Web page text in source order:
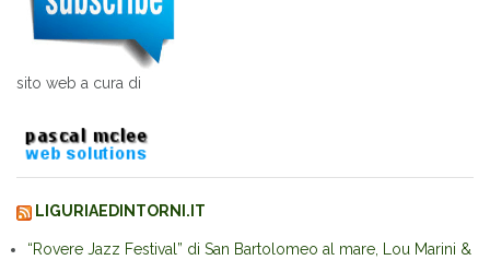
sito web a cura di
LIGURIAEDINTORNI.IT
“Rovere Jazz Festival” di San Bartolomeo al mare, Lou Marini &